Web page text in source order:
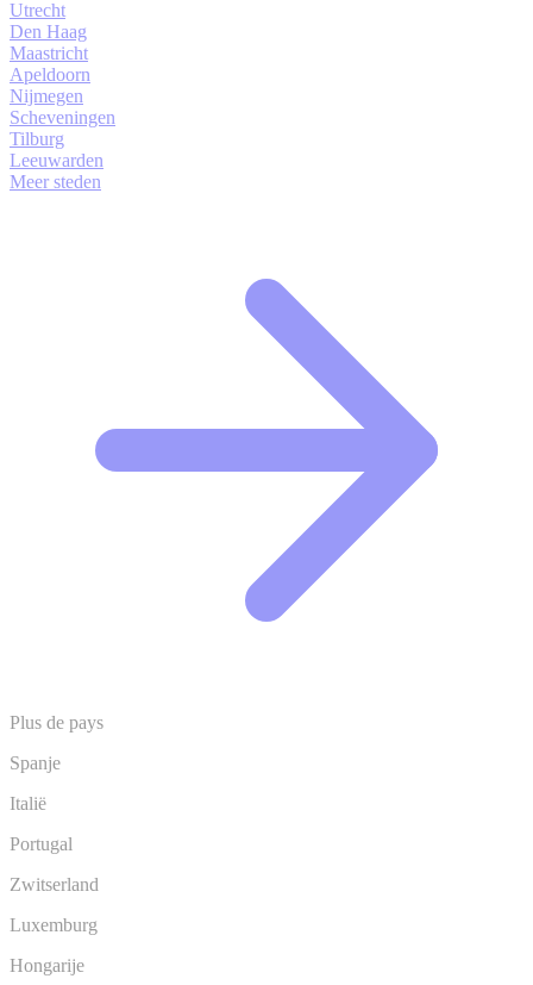
Utrecht
Den Haag
Maastricht
Apeldoorn
Nijmegen
Scheveningen
Tilburg
Leeuwarden
Meer steden
Plus de pays
Spanje
Italië
Portugal
Zwitserland
Luxemburg
Hongarije